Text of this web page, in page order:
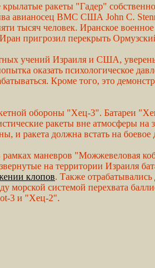
ракеты "Гадер"
авианосец ВМС США John C.
человек. Иранское военное
пригрозил перекрыть
учений Израиля и США,
оказать психологическое
Кроме того, это
обороны "Хец-3". Батареи
ракеты вне атмосферы на
и ракета должна встать на боевое
маневров "Можжевеловая
на территории Израиля
клопов. Также
системой перехвата
3 и "Хец-2".